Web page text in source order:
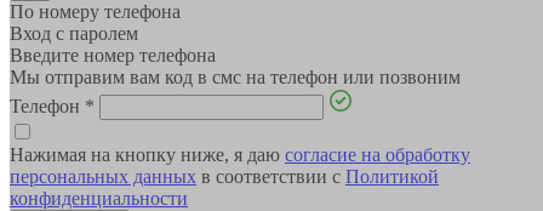
По номеру телефона
Вход с паролем
Введите номер телефона
Мы отправим вам код в смс на телефон или позвоним
Телефон *
Нажимая на кнопку ниже, я даю согласие на обработку
персональных данных в соответствии с Политикой
конфиденциальности